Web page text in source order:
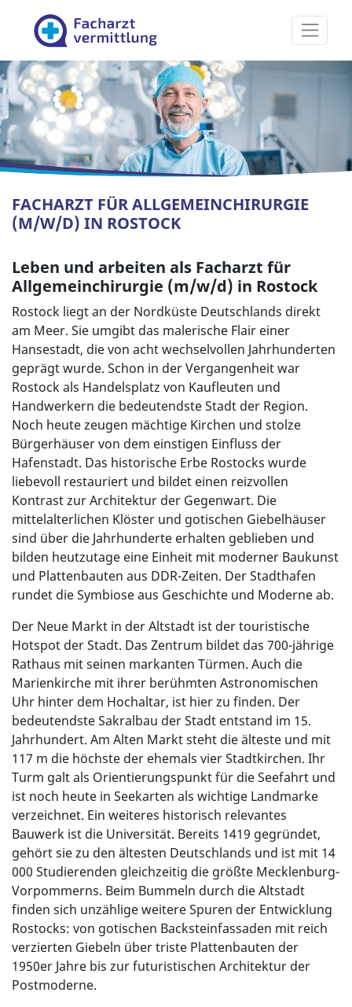
Facharztvermittlung
FACHARZT FÜR ALLGEMEINCHIRURGIE
(M/W/D) IN ROSTOCK
Leben und arbeiten als Facharzt für
Allgemeinchirurgie (m/w/d) in Rostock
Rostock liegt an der Nordküste Deutschlands direkt
am Meer. Sie umgibt das malerische Flair einer
Hansestadt, die von acht wechselvollen Jahrhunderten
geprägt wurde. Schon in der Vergangenheit war
Rostock als Handelsplatz von Kaufleuten und
Handwerkern die bedeutendste Stadt der Region.
Noch heute zeugen mächtige Kirchen und stolze
Bürgerhäuser von dem einstigen Einfluss der
Hafenstadt. Das historische Erbe Rostocks wurde
liebevoll restauriert und bildet einen reizvollen
Kontrast zur Architektur der Gegenwart. Die
mittelalterlichen Klöster und gotischen Giebelhäuser
sind über die Jahrhunderte erhalten geblieben und
bilden heutzutage eine Einheit mit moderner Baukunst
und Plattenbauten aus DDR-Zeiten. Der Stadthafen
rundet die Symbiose aus Geschichte und Moderne ab.
Der Neue Markt in der Altstadt ist der touristische
Hotspot der Stadt. Das Zentrum bildet das 700-jährige
Rathaus mit seinen markanten Türmen. Auch die
Marienkirche mit ihrer berühmten Astronomischen
Uhr hinter dem Hochaltar, ist hier zu finden. Der
bedeutendste Sakralbau der Stadt entstand im 15.
Jahrhundert. Am Alten Markt steht die älteste und mit
117 m die höchste der ehemals vier Stadtkirchen. Ihr
Turm galt als Orientierungspunkt für die Seefahrt und
ist noch heute in Seekarten als wichtige Landmarke
verzeichnet. Ein weiteres historisch relevantes
Bauwerk ist die Universität. Bereits 1419 gegründet,
gehört sie zu den ältesten Deutschlands und ist mit 14
000 Studierenden gleichzeitig die größte Mecklenburg-
Vorpommerns. Beim Bummeln durch die Altstadt
finden sich unzählige weitere Spuren der Entwicklung
Rostocks: von gotischen Backsteinfassaden mit reich
verzierten Giebeln über triste Plattenbauten der
1950er Jahre bis zur futuristischen Architektur der
Postmoderne.